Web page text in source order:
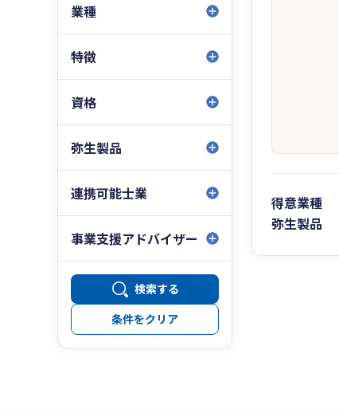
業種
特徴
資格
弥生製品
連携可能士業
事業支援アドバイザー
検索する
条件をクリア
得意業種
弥生製品